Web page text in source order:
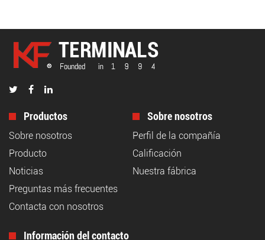
Productos
Sobre nosotros
Producto
Noticias
Preguntas más frecuentes
Contacta con nosotros
Sobre nosotros
Perfil de la compañía
Calificación
Nuestra fábrica
Información del contacto